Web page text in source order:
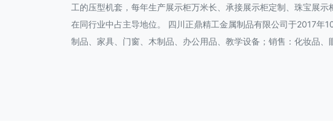
工的压型机套，每年生产展示柜万米长、承接展示柜定制、珠宝展
在同行业中占主导地位。 四川正鼎精工金属制品有限公司于2017年
制品、家具、门窗、木制品、办公用品、教学设备；销售：化妆品、